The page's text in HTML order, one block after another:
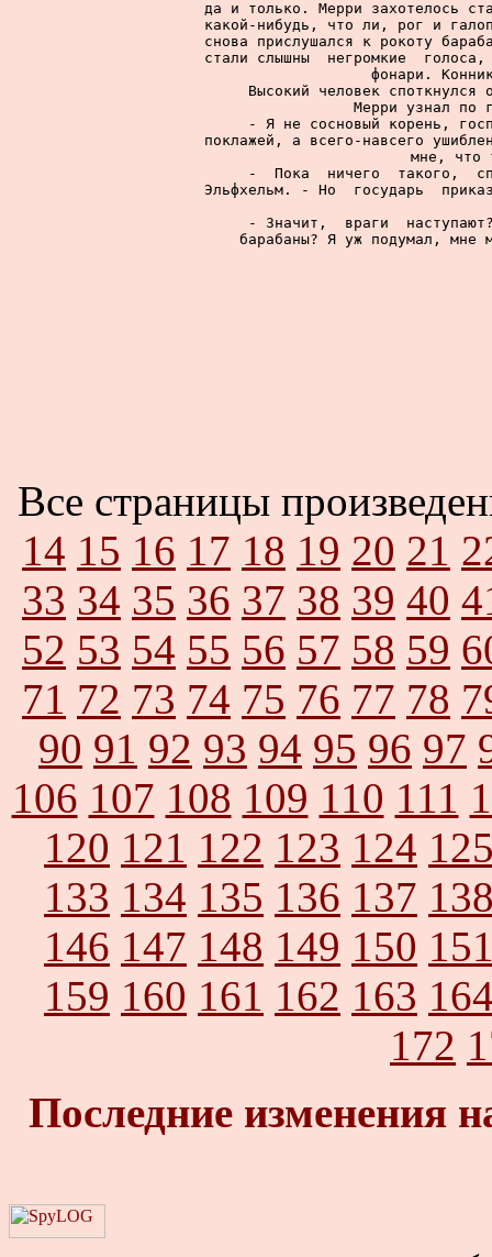
да и только. Мерри захотелось
какой-нибудь, что ли, рог и
снова прислушался к рокоту
стали слышны  негромкие
фонари.
Высокий человек споткнулся
Мерри узнал по
- Я не сосновый корень,
поклажей, а всего-навсего
мне, что
-  Пока  ничего  такого,
Эльфхельм. - Но  государь
- Значит,  враги
барабаны? Я уж подумал, мне
Все страницы
14 15 16 17 18 19 20 21
33 34 35 36 37 38 39 40
52 53 54 55 56 57 58 59
71 72 73 74 75 76 77 78
90 91 92 93 94 95 96 97
106 107 108 109 110 111
120 121 122 123 124
133 134 135 136 137
146 147 148 149 150
159 160 161 162 163
172
Последние изменения